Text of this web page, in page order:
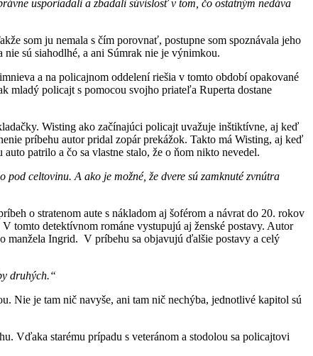
usporiadali a zbadali súvislosť v tom, čo ostatným nedáva
som ju nemala s čím porovnať, postupne som spoznávala jeho
sú siahodlhé, a ani Súmrak nie je výnimkou.
a na policajnom oddelení riešia v tomto období opakované
mladý policajt s pomocou svojho priateľa Ruperta dostane
Wisting ako začínajúci policajt uvažuje inštiktívne, aj keď
príbehu autor pridal zopár prekážok. Takto má Wisting, aj keď
patrilo a čo sa vlastne stalo, že o ňom nikto nevedel.
celtovinu. A ako je možné, že dvere sú zamknuté zvnútra
o stratenom aute s nákladom aj šoférom a návrat do 20. rokov
tomto detektívnom románe vystupujú aj ženské postavy. Autor
manžela Ingrid. V príbehu sa objavujú ďalšie postavy a celý
druhých.“
Nie je tam nič navyše, ani tam nič nechýba, jednotlivé kapitol sú
Vďaka starému prípadu s veteránom a stodolou sa policajtovi